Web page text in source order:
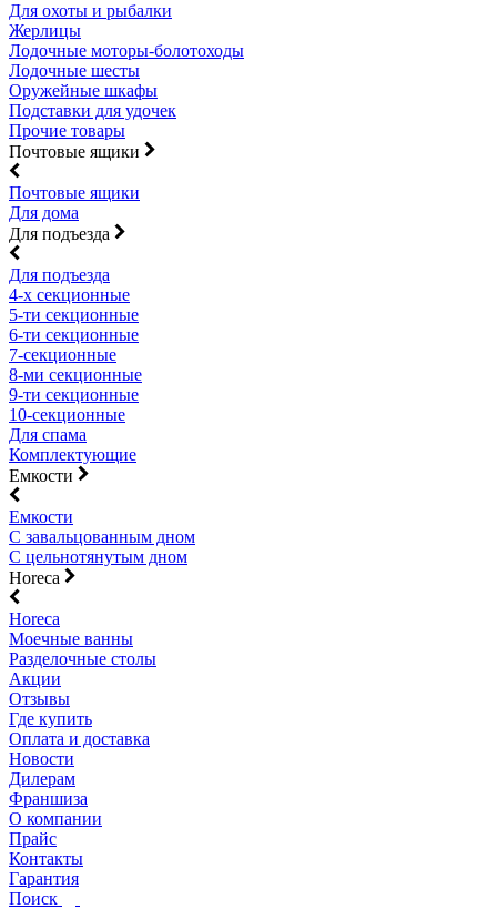
Для охоты и рыбалки
Жерлицы
Лодочные моторы-болотоходы
Лодочные шесты
Оружейные шкафы
Подставки для удочек
Прочие товары
Почтовые ящики
Почтовые ящики
Для дома
Для подъезда
Для подъезда
4-х секционные
5-ти секционные
6-ти секционные
7-секционные
8-ми секционные
9-ти секционные
10-секционные
Для спама
Комплектующие
Емкости
Емкости
С завальцованным дном
С цельнотянутым дном
Horeca
Horeca
Моечные ванны
Разделочные столы
Акции
Отзывы
Где купить
Оплата и доставка
Новости
Дилерам
Франшиза
О компании
Прайс
Контакты
Гарантия
Поиск